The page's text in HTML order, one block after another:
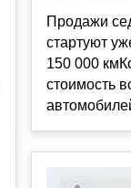
Продажи
стартуют
150 000
стоимость